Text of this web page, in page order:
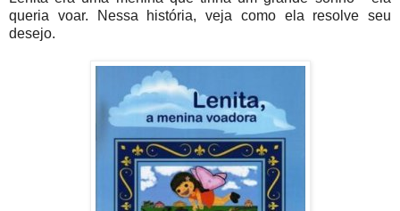
queria voar. Nessa história, veja como ela resolve seu
desejo.